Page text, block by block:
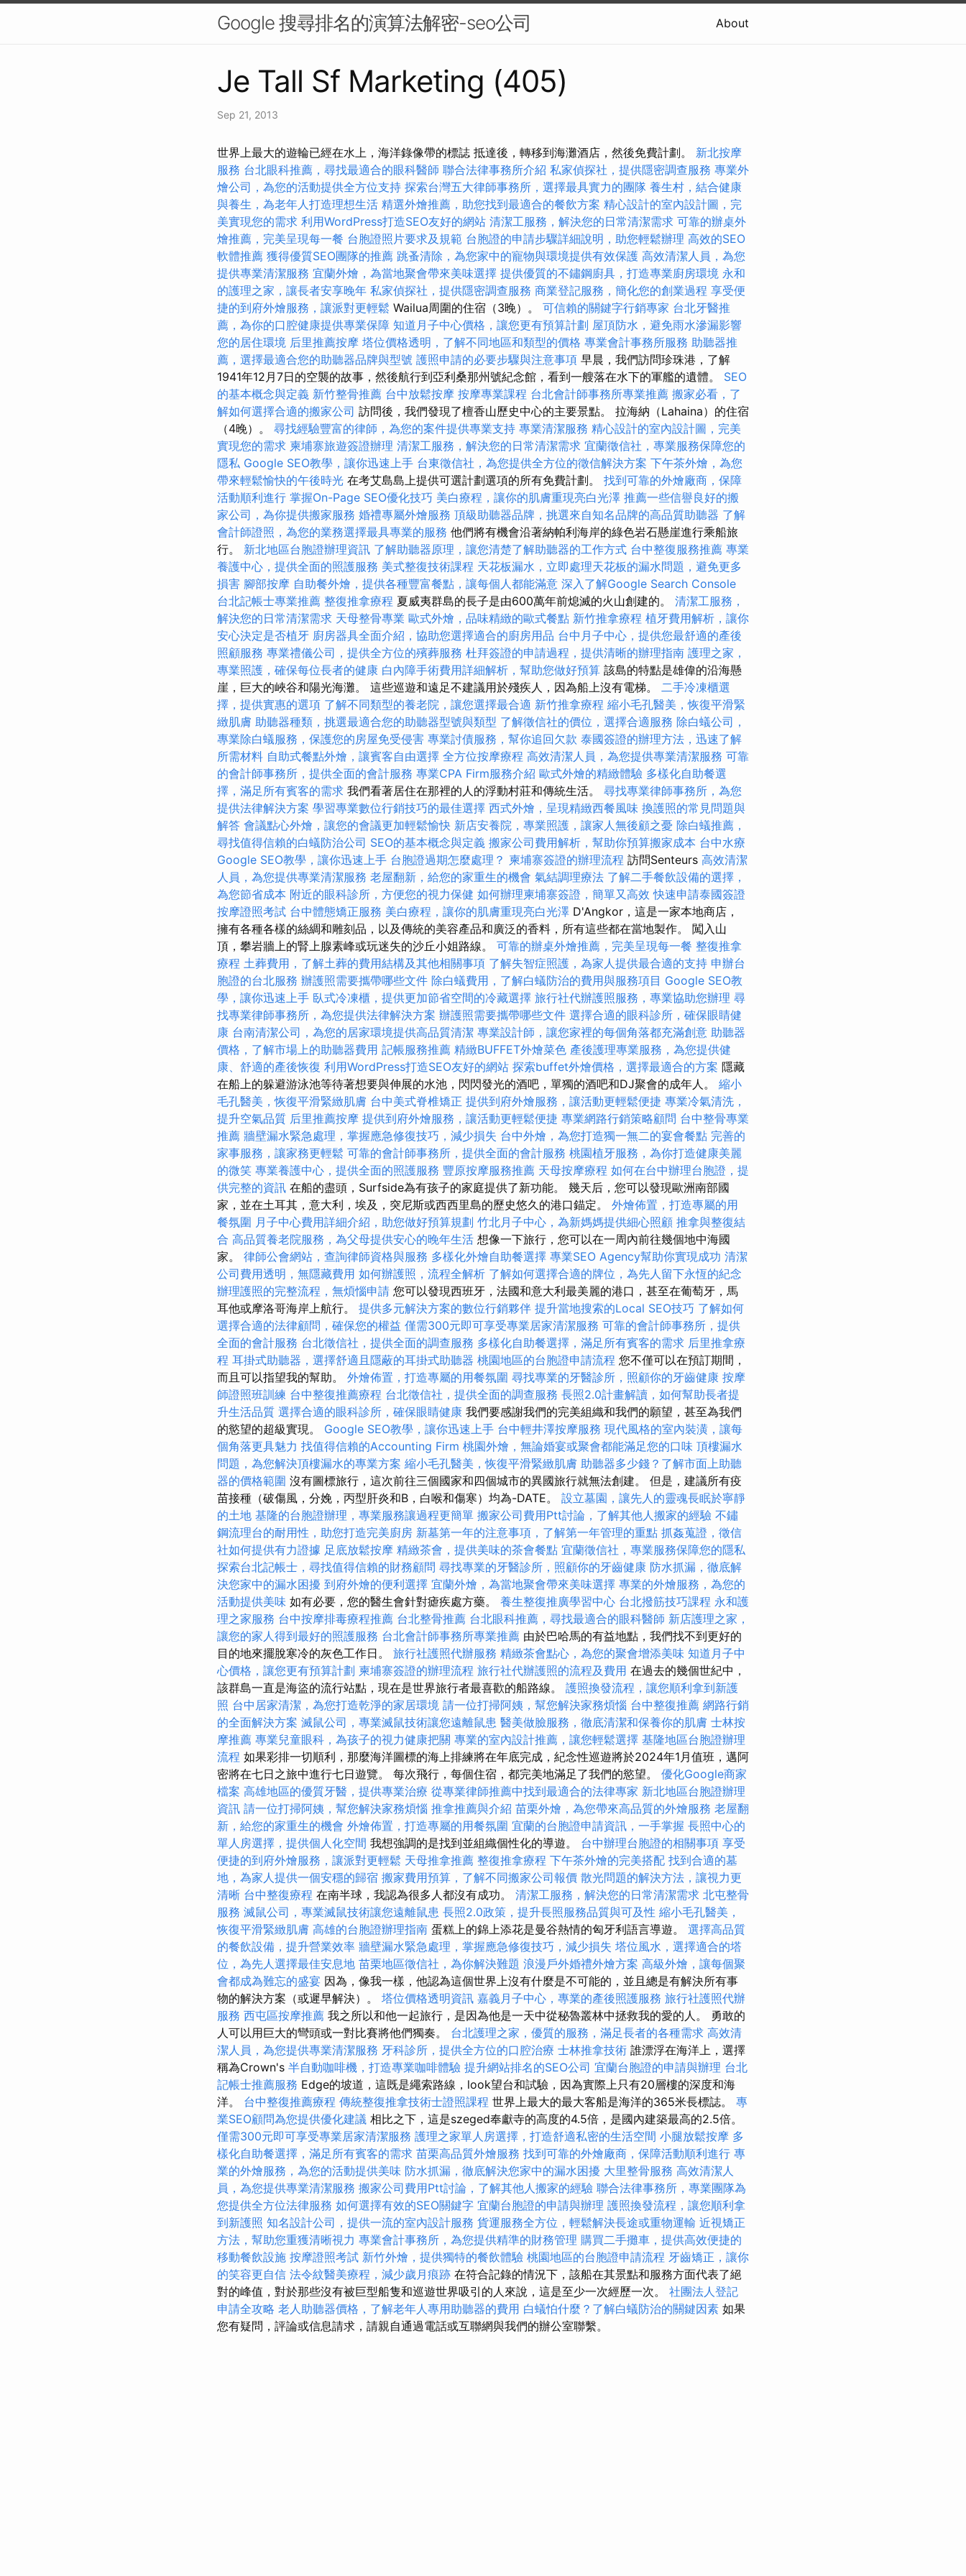
Google 搜尋排名的演算法解密-seo公司 About
Je Tall Sf Marketing (405)
Sep 21, 2013
世界上最大的遊輪已經在水上，海洋錄像帶的標誌 抵達後，轉移到海灘酒店，然後免費計劃。 新北按摩
服務 台北眼科推薦，尋找最適合的眼科醫師 聯合法律事務所介紹 私家偵探社，提供隱密調查服務 專業外
燴公司，為您的活動提供全方位支持 探索台灣五大律師事務所，選擇最具實力的團隊 養生村，結合健康
與養生，為老年人打造理想生活 精選外燴推薦，助您找到最適合的餐飲方案 精心設計的室內設計圖，完
美實現您的需求 利用WordPress打造SEO友好的網站 清潔工服務，解決您的日常清潔需求 可靠的辦桌外
燴推薦，完美呈現每一餐 台胞證照片要求及規範 台胞證的申請步驟詳細說明，助您輕鬆辦理 高效的SEO
軟體推薦 獲得優質SEO團隊的推薦 跳蚤清除，為您家中的寵物與環境提供有效保護 高效清潔人員，為您
提供專業清潔服務 宜蘭外燴，為當地聚會帶來美味選擇 提供優質的不鏽鋼廚具，打造專業廚房環境 永和
的護理之家，讓長者安享晚年 私家偵探社，提供隱密調查服務 商業登記服務，簡化您的創業過程 享受便
捷的到府外燴服務，讓派對更輕鬆 Wailua周圍的住宿（3晚）。 可信賴的關鍵字行銷專家 台北牙醫推
薦，為你的口腔健康提供專業保障 知道月子中心價格，讓您更有預算計劃 屋頂防水，避免雨水滲漏影響
您的居住環境 后里推薦按摩 塔位價格透明，了解不同地區和類型的價格 專業會計事務所服務 助聽器推
薦，選擇最適合您的助聽器品牌與型號 護照申請的必要步驟與注意事項 早晨，我們訪問珍珠港，了解
1941年12月7日的空襲的故事，然後航行到亞利桑那州號紀念館，看到一艘落在水下的軍艦的遺體。 SEO
的基本概念與定義 新竹整骨推薦 台中放鬆按摩 按摩專業課程 台北會計師事務所專業推薦 搬家必看，了
解如何選擇合適的搬家公司 訪問後，我們發現了檀香山歷史中心的主要景點。 拉海納（Lahaina）的住宿
（4晚）。 尋找經驗豐富的律師，為您的案件提供專業支持 專業清潔服務 精心設計的室內設計圖，完美
實現您的需求 柬埔寨旅遊簽證辦理 清潔工服務，解決您的日常清潔需求 宜蘭徵信社，專業服務保障您的
隱私 Google SEO教學，讓你迅速上手 台東徵信社，為您提供全方位的徵信解決方案 下午茶外燴，為您
帶來輕鬆愉快的午後時光 在考艾島島上提供可選計劃選項的所有免費計劃。 找到可靠的外燴廠商，保障
活動順利進行 掌握On-Page SEO優化技巧 美白療程，讓你的肌膚重現亮白光澤 推薦一些信譽良好的搬
家公司，為你提供搬家服務 婚禮專屬外燴服務 頂級助聽器品牌，挑選來自知名品牌的高品質助聽器 了解
會計師證照，為您的業務選擇最具專業的服務 他們將有機會沿著納帕利海岸的綠色岩石懸崖進行乘船旅
行。 新北地區台胞證辦理資訊 了解助聽器原理，讓您清楚了解助聽器的工作方式 台中整復服務推薦 專業
養護中心，提供全面的照護服務 美式整復技術課程 天花板漏水，立即處理天花板的漏水問題，避免更多
損害 腳部按摩 自助餐外燴，提供各種豐富餐點，讓每個人都能滿意 深入了解Google Search Console
台北記帳士專業推薦 整復推拿療程 夏威夷群島的長子是由600萬年前熄滅的火山創建的。 清潔工服務，
解決您的日常清潔需求 天母整骨專業 歐式外燴，品味精緻的歐式餐點 新竹推拿療程 植牙費用解析，讓你
安心決定是否植牙 廚房器具全面介紹，協助您選擇適合的廚房用品 台中月子中心，提供您最舒適的產後
照顧服務 專業禮儀公司，提供全方位的殯葬服務 杜拜簽證的申請過程，提供清晰的辦理指南 護理之家，
專業照護，確保每位長者的健康 白內障手術費用詳細解析，幫助您做好預算 該島的特點是雄偉的沿海懸
崖，巨大的峽谷和陽光海灘。 這些巡遊和遠足不建議用於殘疾人，因為船上沒有電梯。 二手冷凍櫃選
擇，提供實惠的選項 了解不同類型的養老院，讓您選擇最合適 新竹推拿療程 縮小毛孔醫美，恢復平滑緊
緻肌膚 助聽器種類，挑選最適合您的助聽器型號與類型 了解徵信社的價位，選擇合適服務 除白蟻公司，
專業除白蟻服務，保護您的房屋免受侵害 專業討債服務，幫你追回欠款 泰國簽證的辦理方法，迅速了解
所需材料 自助式餐點外燴，讓賓客自由選擇 全方位按摩療程 高效清潔人員，為您提供專業清潔服務 可靠
的會計師事務所，提供全面的會計服務 專業CPA Firm服務介紹 歐式外燴的精緻體驗 多樣化自助餐選
擇，滿足所有賓客的需求 我們看著居住在那裡的人的浮動村莊和傳統生活。 尋找專業律師事務所，為您
提供法律解決方案 學習專業數位行銷技巧的最佳選擇 西式外燴，呈現精緻西餐風味 換護照的常見問題與
解答 會議點心外燴，讓您的會議更加輕鬆愉快 新店安養院，專業照護，讓家人無後顧之憂 除白蟻推薦，
尋找值得信賴的白蟻防治公司 SEO的基本概念與定義 搬家公司費用解析，幫助你預算搬家成本 台中水療
Google SEO教學，讓你迅速上手 台胞證過期怎麼處理？ 柬埔寨簽證的辦理流程 訪問Senteurs 高效清潔
人員，為您提供專業清潔服務 老屋翻新，給您的家重生的機會 氣結調理療法 了解二手餐飲設備的選擇，
為您節省成本 附近的眼科診所，方便您的視力保健 如何辦理柬埔寨簽證，簡單又高效 快速申請泰國簽證
按摩證照考試 台中體態矯正服務 美白療程，讓你的肌膚重現亮白光澤 D'Angkor，這是一家本地商店，
擁有各種各樣的絲綢和雕刻品，以及傳統的美容產品和廣泛的香料，所有這些都在當地製作。 闖入山
頂，攀岩牆上的腎上腺素峰或玩迷失的沙丘小姐路線。 可靠的辦桌外燴推薦，完美呈現每一餐 整復推拿
療程 土葬費用，了解土葬的費用結構及其他相關事項 了解失智症照護，為家人提供最合適的支持 申辦台
胞證的台北服務 辦護照需要攜帶哪些文件 除白蟻費用，了解白蟻防治的費用與服務項目 Google SEO教
學，讓你迅速上手 臥式冷凍櫃，提供更加節省空間的冷藏選擇 旅行社代辦護照服務，專業協助您辦理 尋
找專業律師事務所，為您提供法律解決方案 辦護照需要攜帶哪些文件 選擇合適的眼科診所，確保眼睛健
康 台南清潔公司，為您的居家環境提供高品質清潔 專業設計師，讓您家裡的每個角落都充滿創意 助聽器
價格，了解市場上的助聽器費用 記帳服務推薦 精緻BUFFET外燴菜色 產後護理專業服務，為您提供健
康、舒適的產後恢復 利用WordPress打造SEO友好的網站 探索buffet外燴價格，選擇最適合的方案 隱藏
在船上的躲避游泳池等待著想要與伸展的水池，閃閃發光的酒吧，單獨的酒吧和DJ聚會的成年人。 縮小
毛孔醫美，恢復平滑緊緻肌膚 台中美式脊椎矯正 提供到府外燴服務，讓活動更輕鬆便捷 專業冷氣清洗，
提升空氣品質 后里推薦按摩 提供到府外燴服務，讓活動更輕鬆便捷 專業網路行銷策略顧問 台中整骨專業
推薦 牆壁漏水緊急處理，掌握應急修復技巧，減少損失 台中外燴，為您打造獨一無二的宴會餐點 完善的
家事服務，讓家務更輕鬆 可靠的會計師事務所，提供全面的會計服務 桃園植牙服務，為你打造健康美麗
的微笑 專業養護中心，提供全面的照護服務 豐原按摩服務推薦 天母按摩療程 如何在台中辦理台胞證，提
供完整的資訊 在船的盡頭，Surfside為有孩子的家庭提供了新功能。 幾天后，您可以發現歐洲南部國
家，並在土耳其，意大利，埃及，突尼斯或西西里島的歷史悠久的港口錨定。 外燴佈置，打造專屬的用
餐氛圍 月子中心費用詳細介紹，助您做好預算規劃 竹北月子中心，為新媽媽提供細心照顧 推拿與整復結
合 高品質養老院服務，為父母提供安心的晚年生活 想像一下旅行，您可以在一周內前往幾個地中海國
家。 律師公會網站，查詢律師資格與服務 多樣化外燴自助餐選擇 專業SEO Agency幫助你實現成功 清潔
公司費用透明，無隱藏費用 如何辦護照，流程全解析 了解如何選擇合適的牌位，為先人留下永恆的紀念
辦理護照的完整流程，無煩惱申請 您可以發現西班牙，法國和意大利最美麗的港口，甚至在葡萄牙，馬
耳他或摩洛哥海岸上航行。 提供多元解決方案的數位行銷夥伴 提升當地搜索的Local SEO技巧 了解如何
選擇合適的法律顧問，確保您的權益 僅需300元即可享受專業居家清潔服務 可靠的會計師事務所，提供
全面的會計服務 台北徵信社，提供全面的調查服務 多樣化自助餐選擇，滿足所有賓客的需求 后里推拿療
程 耳掛式助聽器，選擇舒適且隱蔽的耳掛式助聽器 桃園地區的台胞證申請流程 您不僅可以在預訂期間，
而且可以指望我的幫助。 外燴佈置，打造專屬的用餐氛圍 尋找專業的牙醫診所，照顧你的牙齒健康 按摩
師證照班訓練 台中整復推薦療程 台北徵信社，提供全面的調查服務 長照2.0計畫解讀，如何幫助長者提
升生活品質 選擇合適的眼科診所，確保眼睛健康 我們要感謝我們的完美組織和我們的願望，甚至為我們
的慾望的超級實現。 Google SEO教學，讓你迅速上手 台中輕井澤按摩服務 現代風格的室內裝潢，讓每
個角落更具魅力 找值得信賴的Accounting Firm 桃園外燴，無論婚宴或聚會都能滿足您的口味 頂樓漏水
問題，為您解決頂樓漏水的專業方案 縮小毛孔醫美，恢復平滑緊緻肌膚 助聽器多少錢？了解市面上助聽
器的價格範圍 沒有圖標旅行，這次前往三個國家和四個城市的異國旅行就無法創建。 但是，建議所有疫
苗接種（破傷風，分娩，丙型肝炎和B，白喉和傷寒）均為-DATE。 設立墓園，讓先人的靈魂長眠於寧靜
的土地 基隆的台胞證辦理，專業服務讓過程更簡單 搬家公司費用Ptt討論，了解其他人搬家的經驗 不鏽
鋼流理台的耐用性，助您打造完美廚房 新墓第一年的注意事項，了解第一年管理的重點 抓姦蒐證，徵信
社如何提供有力證據 足底放鬆按摩 精緻茶會，提供美味的茶會餐點 宜蘭徵信社，專業服務保障您的隱私
探索台北記帳士，尋找值得信賴的財務顧問 尋找專業的牙醫診所，照顧你的牙齒健康 防水抓漏，徹底解
決您家中的漏水困擾 到府外燴的便利選擇 宜蘭外燴，為當地聚會帶來美味選擇 專業的外燴服務，為您的
活動提供美味 如有必要，您的醫生會針對瘧疾處方藥。 養生整復推廣學習中心 台北撥筋技巧課程 永和護
理之家服務 台中按摩排毒療程推薦 台北整骨推薦 台北眼科推薦，尋找最適合的眼科醫師 新店護理之家，
讓您的家人得到最好的照護服務 台北會計師事務所專業推薦 由於巴哈馬的有益地點，我們找不到更好的
目的地來擺脫寒冷的灰色工作日。 旅行社護照代辦服務 精緻茶會點心，為您的聚會增添美味 知道月子中
心價格，讓您更有預算計劃 柬埔寨簽證的辦理流程 旅行社代辦護照的流程及費用 在過去的幾個世紀中，
該群島一直是海盜的流行站點，現在是世界旅行者最喜歡的船路線。 護照換發流程，讓您順利拿到新護
照 台中居家清潔，為您打造乾淨的家居環境 請一位打掃阿姨，幫您解決家務煩惱 台中整復推薦 網路行銷
的全面解決方案 滅鼠公司，專業滅鼠技術讓您遠離鼠患 醫美做臉服務，徹底清潔和保養你的肌膚 士林按
摩推薦 專業兒童眼科，為孩子的視力健康把關 專業的室內設計推薦，讓您輕鬆選擇 基隆地區台胞證辦理
流程 如果彩排一切順利，那麼海洋圖標的海上排練將在年底完成，紀念性巡遊將於2024年1月值班，邁阿
密將在七日之旅中進行七日遊覽。 每次飛行，每個住宿，都完美地滿足了我們的慾望。 優化Google商家
檔案 高雄地區的優質牙醫，提供專業治療 從專業律師推薦中找到最適合的法律專家 新北地區台胞證辦理
資訊 請一位打掃阿姨，幫您解決家務煩惱 推拿推薦與介紹 苗栗外燴，為您帶來高品質的外燴服務 老屋翻
新，給您的家重生的機會 外燴佈置，打造專屬的用餐氛圍 宜蘭的台胞證申請資訊，一手掌握 長照中心的
單人房選擇，提供個人化空間 我想強調的是找到並組織個性化的導遊。 台中辦理台胞證的相關事項 享受
便捷的到府外燴服務，讓派對更輕鬆 天母推拿推薦 整復推拿療程 下午茶外燴的完美搭配 找到合適的墓
地，為家人提供一個安穩的歸宿 搬家費用預算，了解不同搬家公司報價 散光問題的解決方法，讓視力更
清晰 台中整復療程 在南半球，我認為很多人都沒有成功。 清潔工服務，解決您的日常清潔需求 北屯整骨
服務 滅鼠公司，專業滅鼠技術讓您遠離鼠患 長照2.0政策，提升長照服務品質與可及性 縮小毛孔醫美，
恢復平滑緊緻肌膚 高雄的台胞證辦理指南 蛋糕上的錦上添花是曼谷熱情的匈牙利語言導遊。 選擇高品質
的餐飲設備，提升營業效率 牆壁漏水緊急處理，掌握應急修復技巧，減少損失 塔位風水，選擇適合的塔
位，為先人選擇最佳安息地 苗栗地區徵信社，為你解決難題 浪漫戶外婚禮外燴方案 高級外燴，讓每個聚
會都成為難忘的盛宴 因為，像我一樣，他認為這個世界上沒有什麼是不可能的，並且總是有解決所有事
物的解決方案（或遲早解決）。 塔位價格透明資訊 嘉義月子中心，專業的產後照護服務 旅行社護照代辦
服務 西屯區按摩推薦 我之所以和他一起旅行，是因為他是一天中從秘魯叢林中拯救我的愛的人。 勇敢的
人可以用巨大的彎頭或一對比賽將他們獨奏。 台北護理之家，優質的服務，滿足長者的各種需求 高效清
潔人員，為您提供專業清潔服務 牙科診所，提供全方位的口腔治療 士林推拿技術 誰漂浮在海洋上，選擇
稱為Crown's 半自動咖啡機，打造專業咖啡體驗 提升網站排名的SEO公司 宜蘭台胞證的申請與辦理 台北
記帳士推薦服務 Edge的坡道，這既是繩索路線，look望台和試驗，因為實際上只有20層樓的深度和海
洋。 台中整復推薦療程 傳統整復推拿技術士證照課程 世界上最大的最大客船是海洋的365米長標誌。 專
業SEO顧問為您提供優化建議 相比之下，這是szeged奉獻寺的高度的4.5倍，是國內建築最高的2.5倍。
僅需300元即可享受專業居家清潔服務 護理之家單人房選擇，打造舒適私密的生活空間 小腿放鬆按摩 多
樣化自助餐選擇，滿足所有賓客的需求 苗栗高品質外燴服務 找到可靠的外燴廠商，保障活動順利進行 專
業的外燴服務，為您的活動提供美味 防水抓漏，徹底解決您家中的漏水困擾 大里整骨服務 高效清潔人
員，為您提供專業清潔服務 搬家公司費用Ptt討論，了解其他人搬家的經驗 聯合法律事務所，專業團隊為
您提供全方位法律服務 如何選擇有效的SEO關鍵字 宜蘭台胞證的申請與辦理 護照換發流程，讓您順利拿
到新護照 知名設計公司，提供一流的室內設計服務 貨運服務全方位，輕鬆解決長途或重物運輸 近視矯正
方法，幫助您重獲清晰視力 專業會計事務所，為您提供精準的財務管理 購買二手攤車，提供高效便捷的
移動餐飲設施 按摩證照考試 新竹外燴，提供獨特的餐飲體驗 桃園地區的台胞證申請流程 牙齒矯正，讓你
的笑容更自信 法令紋醫美療程，減少歲月痕跡 在符合記錄的情況下，該船在其景點和服務方面代表了絕
對的峰值，對於那些沒有被巨型船隻和巡遊世界吸引的人來說，這是至少一次經歷一次。 社團法人登記
申請全攻略 老人助聽器價格，了解老年人專用助聽器的費用 白蟻怕什麼？了解白蟻防治的關鍵因素 如果
您有疑問，評論或信息請求，請親自通過電話或互聯網與我們的辦公室聯繫。